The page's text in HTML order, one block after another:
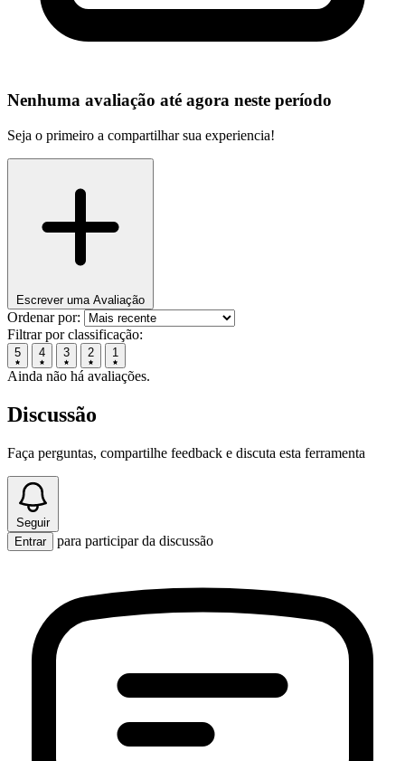
Nenhuma avaliação até agora neste período
Seja o primeiro a compartilhar sua experiencia!
Escrever uma Avaliação
Ordenar por:
Filtrar por classificação:
5 4 3 2 1
Ainda não há avaliações.
Discussão
Faça perguntas, compartilhe feedback e discuta esta ferramenta
Seguir
Entrar
para participar da discussão